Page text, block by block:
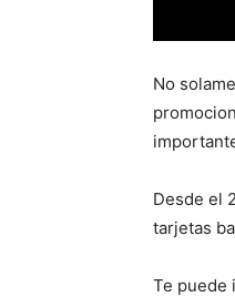
No
Desde el
tarjetas
Te puede